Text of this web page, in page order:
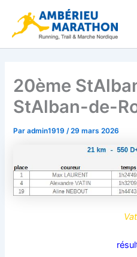
contenu
20ème
StAlban-de-
Paradmin1919/29 mars 2026